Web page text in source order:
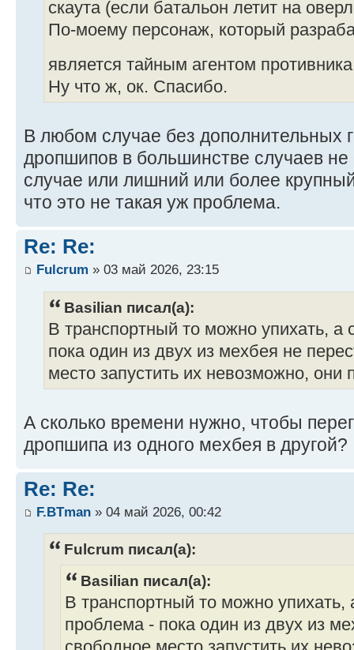
скаута (если батальон летит на
По-моему персонаж, который
является тайным агентом
Ну что ж, ок. Спасибо.
В любом случае без дополнительных
дропшипов в большинстве случаев
случае или лишний или более
что это не такая уж проблема.
Re: Re:
Fulcrum » 03 май 2026, 23:15
Basilian писал(а):
В транспортный то можно упихать,
пока один из двух из мехбея не
место запустить их невозможно, они
А сколько времени нужно, чтобы
дропшипа из одного мехбея в другой?
Re: Re:
F.BTman » 04 май 2026, 00:42
Fulcrum писал(а):
Basilian писал(а):
В транспортный то можно
проблема - пока один из двух из